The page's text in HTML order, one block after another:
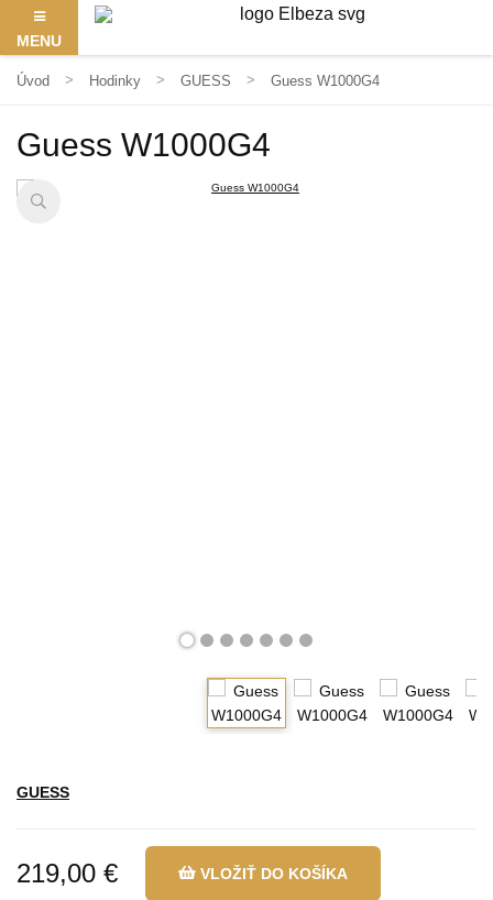
MENU
Úvod Hodinky GUESS Guess W1000G4
Guess W1000G4
GUESS
219,00 € VLOŽIŤ DO KOŠÍKA